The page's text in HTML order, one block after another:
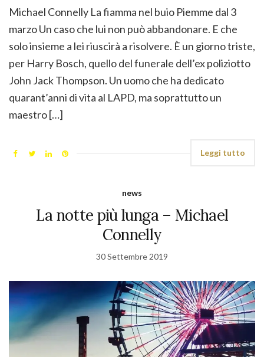
Michael Connelly La fiamma nel buio Piemme dal 3
marzo Un caso che lui non può abbandonare. E che
solo insieme a lei riuscirà a risolvere. È un giorno triste,
per Harry Bosch, quello del funerale dell’ex poliziotto
John Jack Thompson. Un uomo che ha dedicato
quarant’anni di vita al LAPD, ma soprattutto un
maestro […]
Leggi tutto
news
La notte più lunga – Michael
Connelly
30 Settembre 2019